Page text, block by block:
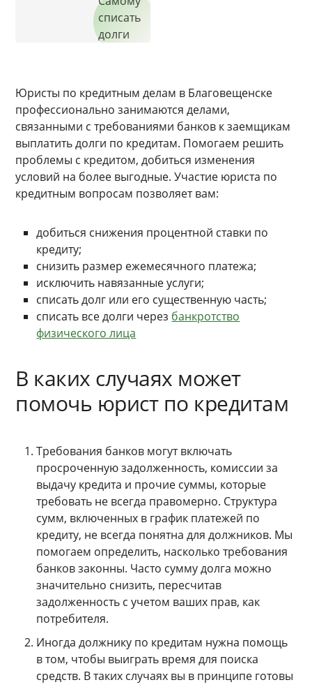
Юристы по кредитным делам в Благовещенске
профессионально занимаются делами,
связанными с требованиями банков к заемщикам
выплатить долги по кредитам. Помогаем решить
проблемы с кредитом, добиться изменения
условий на более выгодные. Участие юриста по
кредитным вопросам позволяет вам:
добиться снижения процентной ставки по
кредиту;
снизить размер ежемесячного платежа;
исключить навязанные услуги;
списать долг или его существенную часть;
списать все долги через банкротство
физического лица
В каких случаях может
помочь юрист по кредитам
Требования банков могут включать
просроченную задолженность, комиссии за
выдачу кредита и прочие суммы, которые
требовать не всегда правомерно. Структура
сумм, включенных в график платежей по
кредиту, не всегда понятна для должников. Мы
помогаем определить, насколько требования
банков законны. Часто сумму долга можно
значительно снизить, пересчитав
задолженность с учетом ваших прав, как
потребителя.
Иногда должнику по кредитам нужна помощь
в том, чтобы выиграть время для поиска
средств. В таких случаях вы в принципе готовы